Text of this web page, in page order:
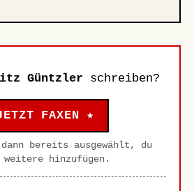
Güntzler schreiben?
FAXEN ★
bereits ausgewählt, du
weitere hinzufügen.